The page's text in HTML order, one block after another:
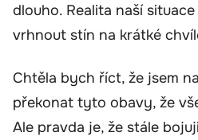
dlouho. Realita naší
vrhnout stín na krátké
Chtěla bych říct, že jsem
překonat tyto obavy, že
Ale pravda je, že stále